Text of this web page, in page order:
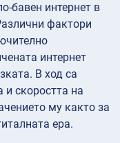
бавен интернет в
фактори
интернет
В ход са
и скоростта на
му както за
ера.